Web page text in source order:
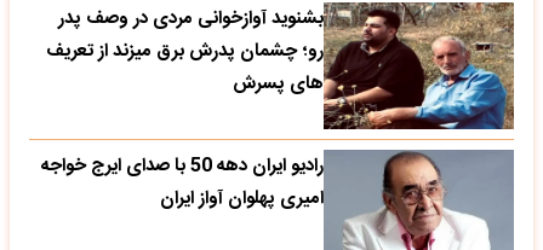
بشنوید آوازخوانی مردی در وصف پدر
رو؛ چشمان پدرش برق میزند از تعریف
های پسرش
رادیو ایران دهه 50 با صدای ایرج خواجه
امیری پهلوان آواز ایران